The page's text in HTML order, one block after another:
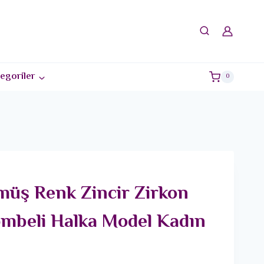
0
Renk Zincir Zirkon
Halka Model Kadın